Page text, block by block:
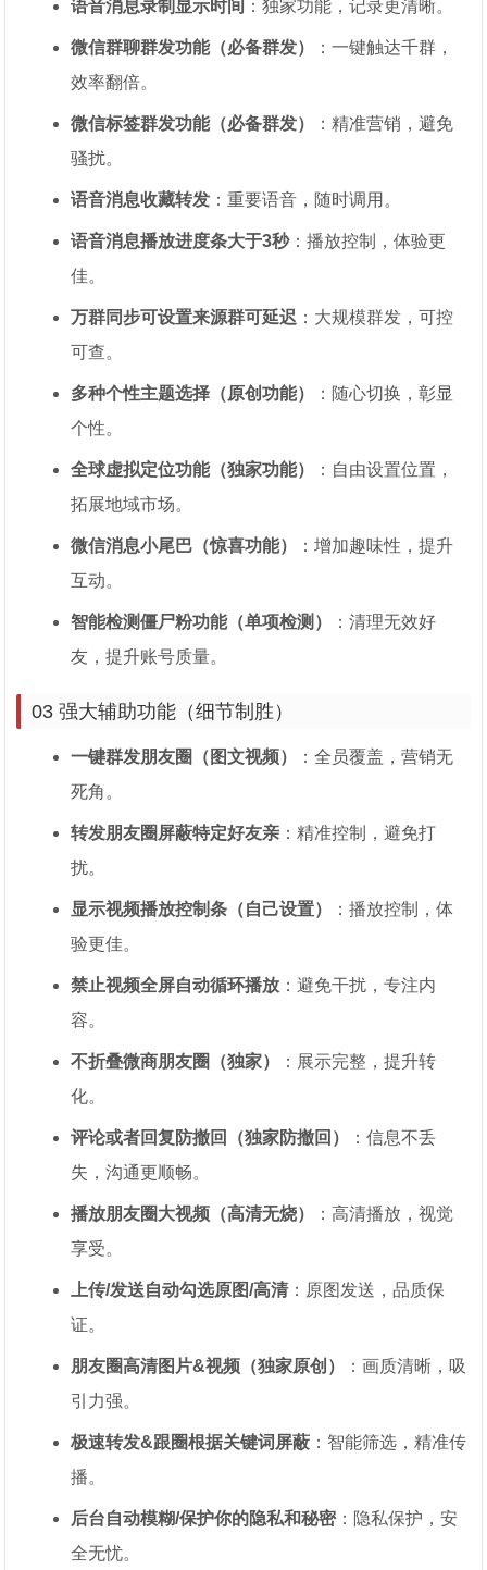
语音消息录制显示时间 ：独家功能，记录更清晰。
微信群聊群发功能（必备群发）
：一键触达千群，
效率翻倍。
微信标签群发功能（必备群发）
：精准营销，避免
骚扰。
语音消息收藏转发 ：重要语音，随时调用。
语音消息播放进度条大于3秒：播放控制，体验更
佳。
万群同步可设置来源群可延迟 ：大规模群发，可控
可查。
多种个性主题选择（原创功能）
：随心切换，彰显
个性。
全球虚拟定位功能（独家功能）
：自由设置位置，
拓展地域市场。
微信消息小尾巴（惊喜功能）
：增加趣味性，提升
互动。
智能检测僵尸粉功能（单项检测）
：清理无效好
友，提升账号质量。
03 强大辅助功能（细节制胜）
一键群发朋友圈（图文视频）
：全员覆盖，营销无
死角。
转发朋友圈屏蔽特定好友亲 ：精准控制，避免打
扰。
显示视频播放控制条（自己设置）
：播放控制，体
验更佳。
禁止视频全屏自动循环播放 ：避免干扰，专注内
容。
不折叠微商朋友圈（独家）
：展示完整，提升转
化。
评论或者回复防撤回（独家防撤回）
：信息不丢
失，沟通更顺畅。
播放朋友圈大视频（高清无烧）
：高清播放，视觉
享受。
上传/发送自动勾选原图/高清 ：原图发送，品质保
证。
朋友圈高清图片&视频（独家原创）
：画质清晰，吸
引力强。
极速转发&跟圈根据关键词屏蔽 ：智能筛选，精准传
播。
后台自动模糊/保护你的隐私和秘密：隐私保护，安
全无忧。